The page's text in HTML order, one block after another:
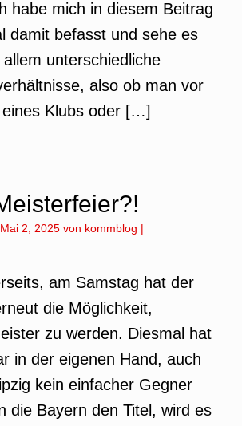
habe mich in diesem Beitrag
damit befasst und sehe es
unterschiedliche
also ob man vor
eines Klubs oder […]
Mai 2, 2025 von kommblog |
am Samstag hat der
die Möglichkeit,
zu werden. Diesmal hat
in der eigenen Hand, auch
kein einfacher Gegner
die Bayern den Titel, wird es